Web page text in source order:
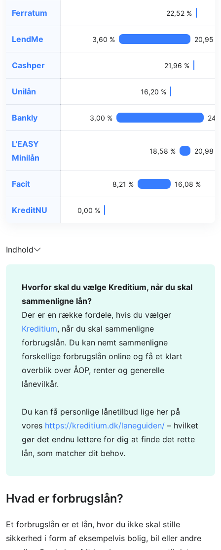
Ferratum 22,52 %
LendMe 3,60 % 20,95 %
Cashper 21,96 %
Unilån 16,20 %
Bankly 3,00 %
L'EASY
Minilån
18,58 % 20,98 %
Facit 8,21 % 16,08 %
KreditNU 0,00 %
Indhold
Hvorfor skal du vælge Kreditium, når du skal
sammenligne lån?
Der er en række fordele, hvis du vælger
Kreditium, når du skal sammenligne
forbrugslån. Du kan nemt sammenligne
forskellige forbrugslån online og få et klart
overblik over ÅOP, renter og generelle
lånevilkår.
Du kan få personlige lånetilbud lige her på
vores https://kreditium.dk/laneguiden/ – hvilket
gør det endnu lettere for dig at finde det rette
lån, som matcher dit behov.
Hvad er forbrugslån?
Et forbrugslån er et lån, hvor du ikke skal stille
sikkerhed i form af eksempelvis bolig, bil eller andre